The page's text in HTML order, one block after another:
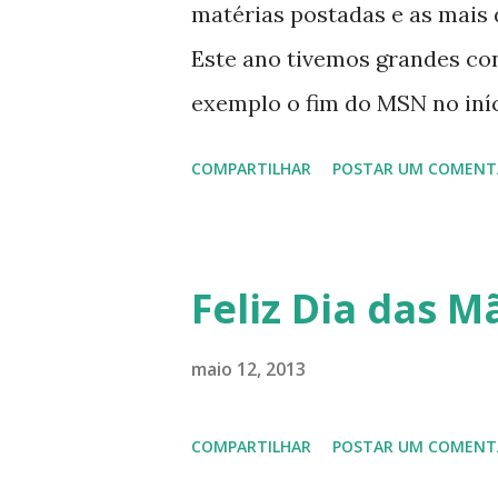
matérias postadas e as
Este ano tivemos grandes
exemplo o fim do MSN no
Latinoware, a Microsoft
lançamento do Windows 8 e
em 2013 possamos estar
COMPARTILHAR POSTAR UM
Feliz Dia das
maio 12, 2013
COMPARTILHAR POSTAR UM